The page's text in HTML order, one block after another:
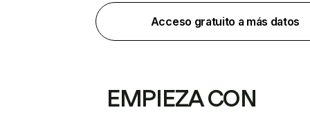
Acceso gratuito a más datos
EMPIEZA CON